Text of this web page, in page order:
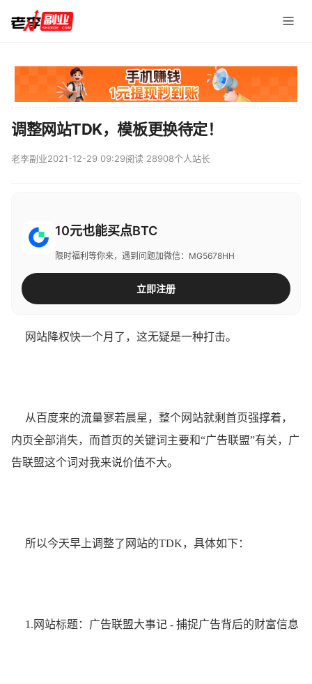
调整网站TDK，模板更换待定！
老李副业2021-12-29 09:29阅读 28908个人站长
10元也能买点BTC
限时福利等你来，遇到问题加微信：MG5678HH
立即注册
网站降权快一个月了，这无疑是一种打击。
从百度来的流量寥若晨星，整个网站就剩首页强撑着，
内页全部消失，而首页的关键词主要和“广告联盟”有关，广
告联盟这个词对我来说价值不大。
所以今天早上调整了网站的TDK，具体如下：
1.网站标题：广告联盟大事记 - 捕捉广告背后的财富信息